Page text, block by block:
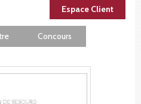
Espace Client
Concours